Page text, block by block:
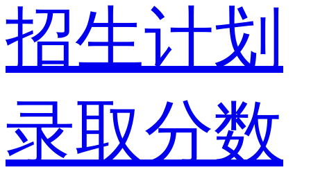
招生计划
录取分数